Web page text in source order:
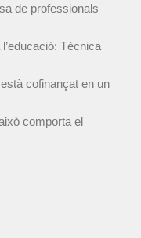
de professionals
Tècnica
cofinançat en un
comporta el